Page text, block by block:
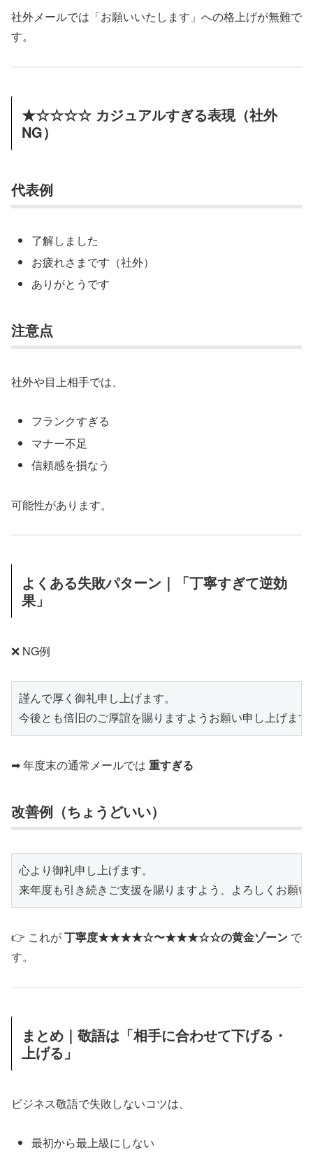
社外メールでは「お願いいたします」への格上げが無難で
す。
★☆☆☆☆ カジュアルすぎる表現（社外
NG）
代表例
了解しました
お疲れさまです（社外）
ありがとうです
注意点
社外や目上相手では、
フランクすぎる
マナー不足
信頼感を損なう
可能性があります。
よくある失敗パターン｜「丁寧すぎて逆効
果」
❌ NG例
謹んで厚く御礼申し上げます。
➡ 年度末の通常メールでは 重すぎる
改善例（ちょうどいい）
心より御礼申し上げます。
👉 これが丁寧度★★★★☆〜★★★☆☆の黄金ゾーン で
す。
まとめ｜敬語は「相手に合わせて下げる・
上げる」
ビジネス敬語で失敗しないコツは、
最初から最上級にしない